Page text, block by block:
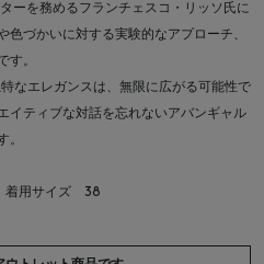
ーを務めるフランチェスコ・リッソ氏に
色づかいに対する実験的なアプローチ、
す。
なエレガンスは、無限に広がる可能性で
イティブな対話を忘れないアバンギャル
。
用サイズ 38